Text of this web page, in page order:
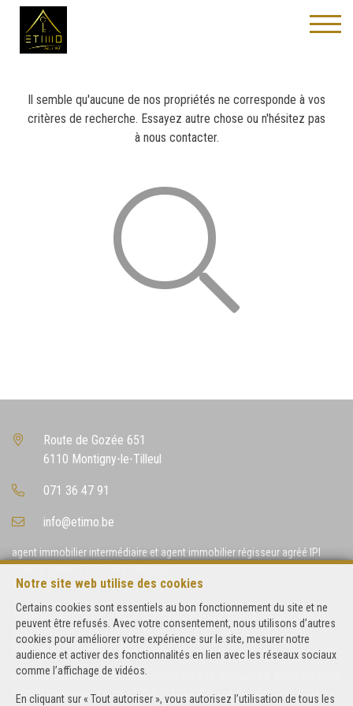
Viager
Il semble qu'aucune de nos propriétés ne corresponde à vos
critères de recherche. Essayez autre chose ou n'hésitez pas
à nous contacter.
Notre site web utilise des cookies
Certains cookies sont essentiels au bon fonctionnement du site et ne
peuvent être refusés. Avec votre consentement, nous utilisons d’autres
cookies pour améliorer votre expérience sur le site, mesurer notre
audience et activer des fonctionnalités en lien avec les réseaux sociaux
comme l’affichage de vidéos.
En cliquant sur « Tout autoriser », vous autorisez l’utilisation de tous les
Route de Gozée 651
6110 Montigny-le-Tilleul
071 36 47 91
info@etimo.be
agent immobilier intermédiaire et agent immobilier régisseur agréé IPI
N° entreprise : TVA BE 0452.144.813
Instance de contrôle: Institut professionnel des agents immobiliers, rue
du Luxembourg 16B, 1000 Bruxelles (+32 2 505 38 50 - info@ipi.be) -
Soumis au
code déontologique de l’ IPI
RC professionnelle et cautionnement via AXA Belgium SA, Place du Trône
1, 1000 Bruxelles – police n° 730.390.160. Couverture valable pour les